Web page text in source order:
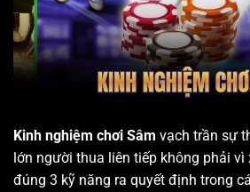
Kinh nghiệm chơi Sâm vạch trần sự
lớn người thua liên tiếp không phải vì
đúng 3 kỹ năng ra quyết định trong